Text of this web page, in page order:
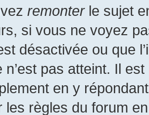
remonterle sujet
si vous ne voyez
désactivée ou que
n’est pas atteint. Il
en y
les règles du forum